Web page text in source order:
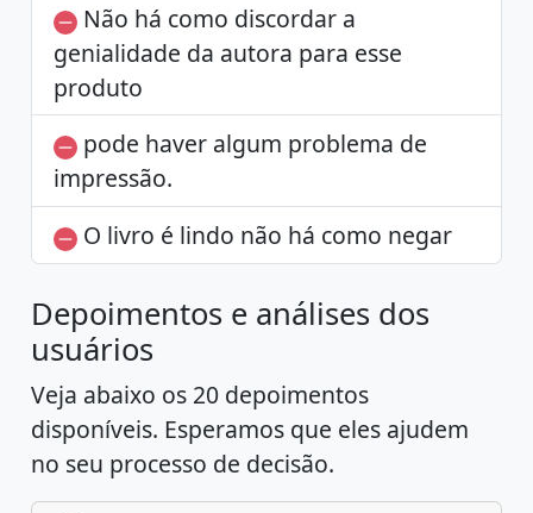
Não há como discordar a
genialidade da autora para esse
produto
pode haver algum problema de
impressão.
O livro é lindo não há como negar
Depoimentos e análises dos
usuários
Veja abaixo os 20 depoimentos
disponíveis. Esperamos que eles ajudem
no seu processo de decisão.